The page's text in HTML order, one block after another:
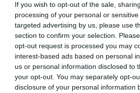
If you wish to opt-out of the sale,
processing of your personal or
targeted advertising by us, please use
section to confirm your selection.
opt-out request is processed you may
interest-based ads based on personal
us or personal information disclosed to
your opt-out. You may separately opt-
disclosure of your personal information
de
să
că temele pe care le dezbatem
neapărat legate de agenda
Cu toate acestea, ele au legătură